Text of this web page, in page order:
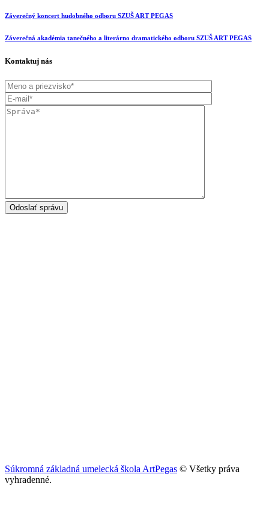
Záverečný koncert hudobného odboru SZUŠ ART PEGAS
Záverečná akadémia tanečného a literárno dramatického odboru SZUŠ ART PEGAS
Kontaktuj nás
Súkromná základná umelecká škola ArtPegas © Všetky práva
vyhradenné.